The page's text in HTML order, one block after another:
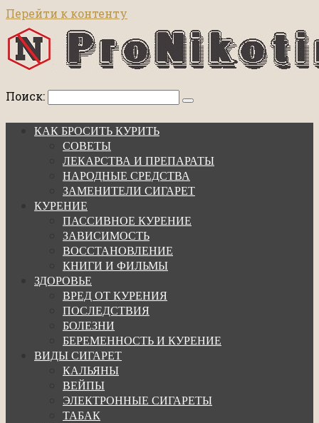
Перейти к контенту
Поиск:
КАК БРОСИТЬ КУРИТЬ
СОВЕТЫ
ЛЕКАРСТВА И ПРЕПАРАТЫ
НАРОДНЫЕ СРЕДСТВА
ЗАМЕНИТЕЛИ СИГАРЕТ
КУРЕНИЕ
ПАССИВНОЕ КУРЕНИЕ
ЗАВИСИМОСТЬ
ВОССТАНОВЛЕНИЕ
КНИГИ И ФИЛЬМЫ
ЗДОРОВЬЕ
ВРЕД ОТ КУРЕНИЯ
ПОСЛЕДСТВИЯ
БОЛЕЗНИ
БЕРЕМЕННОСТЬ И КУРЕНИЕ
ВИДЫ СИГАРЕТ
КАЛЬЯНЫ
ВЕЙПЫ
ЭЛЕКТРОННЫЕ СИГАРЕТЫ
ТАБАК